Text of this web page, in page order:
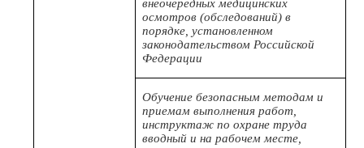
внеочередных медицинских
осмотров (обследований) в
порядке, установленном
законодательством Российской
Федерации
Обучение безопасным методам и
приемам выполнения работ,
инструктаж по охране труда
вводный и на рабочем месте,